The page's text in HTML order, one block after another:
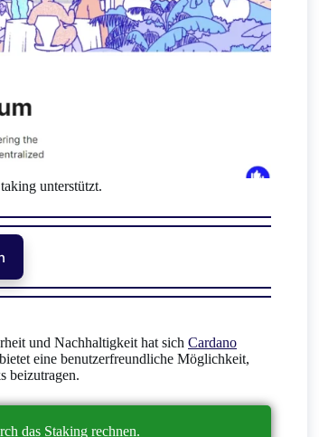
unterstützt.
und Nachhaltigkeit hat sich Cardano
eine benutzerfreundliche Möglichkeit,
beizutragen.
das Staking rechnen.